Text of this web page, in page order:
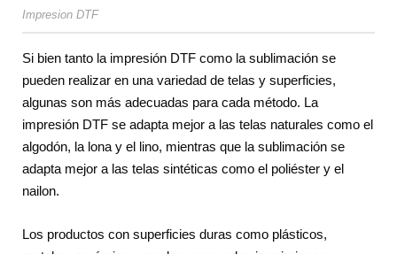
Impresion DTF
Si bien tanto la impresión DTF como la sublimación se
pueden realizar en una variedad de telas y superficies,
algunas son más adecuadas para cada método. La
impresión DTF se adapta mejor a las telas naturales como el
algodón, la lona y el lino, mientras que la sublimación se
adapta mejor a las telas sintéticas como el poliéster y el
nailon.
Los productos con superficies duras como plásticos,